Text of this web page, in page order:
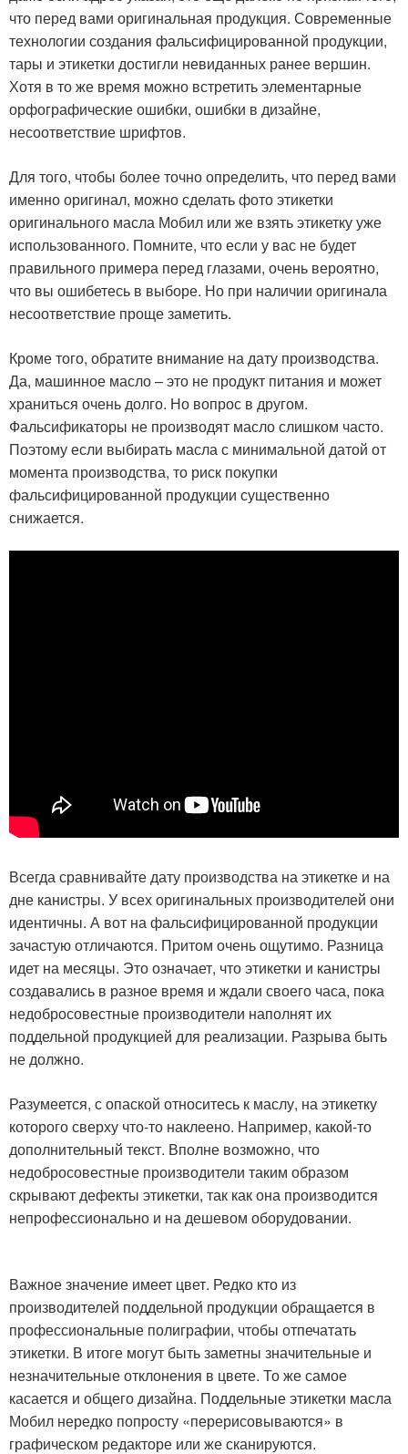
что перед вами оригинальная продукция. Современные
технологии создания фальсифицированной продукции,
тары и этикетки достигли невиданных ранее вершин.
Хотя в то же время можно встретить элементарные
орфографические ошибки, ошибки в дизайне,
несоответствие шрифтов.
Для того, чтобы более точно определить, что перед вами
именно оригинал, можно сделать фото этикетки
оригинального масла Мобил или же взять этикетку уже
использованного. Помните, что если у вас не будет
правильного примера перед глазами, очень вероятно,
что вы ошибетесь в выборе. Но при наличии оригинала
несоответствие проще заметить.
Кроме того, обратите внимание на дату производства.
Да, машинное масло – это не продукт питания и может
храниться очень долго. Но вопрос в другом.
Фальсификаторы не производят масло слишком часто.
Поэтому если выбирать масла с минимальной датой от
момента производства, то риск покупки
фальсифицированной продукции существенно
снижается.
Всегда сравнивайте дату производства на этикетке и на
дне канистры. У всех оригинальных производителей они
идентичны. А вот на фальсифицированной продукции
зачастую отличаются. Притом очень ощутимо. Разница
идет на месяцы. Это означает, что этикетки и канистры
создавались в разное время и ждали своего часа, пока
недобросовестные производители наполнят их
поддельной продукцией для реализации. Разрыва быть
не должно.
Разумеется, с опаской относитесь к маслу, на этикетку
которого сверху что-то наклеено. Например, какой-то
дополнительный текст. Вполне возможно, что
недобросовестные производители таким образом
скрывают дефекты этикетки, так как она производится
непрофессионально и на дешевом оборудовании.
Важное значение имеет цвет. Редко кто из
производителей поддельной продукции обращается в
профессиональные полиграфии, чтобы отпечатать
этикетки. В итоге могут быть заметны значительные и
незначительные отклонения в цвете. То же самое
касается и общего дизайна. Поддельные этикетки масла
Мобил нередко попросту «перерисовываются» в
графическом редакторе или же сканируются.